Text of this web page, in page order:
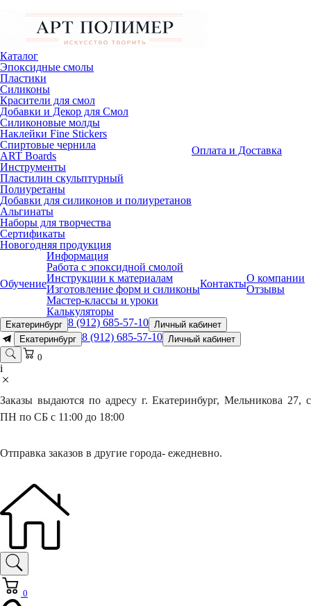
Каталог
Эпоксидные смолы
Пластики
Силиконы
Красители для смол
Добавки и Декор для Смол
Силиконовые молды
Наклейки Fine Stickers
Спиртовые чернила
ART Boards
Инструменты
Пластилин скульптурный
Полиуретаны
Добавки для силиконов и полиуретанов
Альгинаты
Наборы для творчества
Сертификаты
Новогодняя продукция
Оплата и Доставка
Обучение
Информация
Работа с эпоксидной смолой
Инструкции к материалам
Изготовление форм и силиконы
Мастер-классы и уроки
Калькуляторы
КонтактыО компании
Отзывы
Екатеринбург 8 (912) 685-57-10 Личный кабинет
Екатеринбург 8 (912) 685-57-10 Личный кабинет
0
i
Заказы выдаются по адресу г. Екатеринбург, Мельникова 27, с
ПН по СБ с 11:00 до 18:00
Отправка заказов в другие города- ежедневно.
0